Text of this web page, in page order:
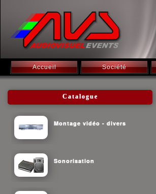
Accueil Société
Catalogue
Montage vidéo - divers
Sonorisation